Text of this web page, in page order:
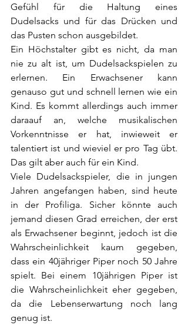
Gefühl für die Haltung eines
Dudelsacks und für das Drücken und
das Pusten schon ausgebildet.
Ein Höchstalter gibt es nicht, da man
nie zu alt ist, um Dudelsackspielen zu
erlernen. Ein Erwachsener kann
genauso gut und schnell lernen wie ein
Kind. Es kommt allerdings auch immer
daraauf an, welche musikalischen
Vorkenntnisse er hat, inwieweit er
talentiert ist und wieviel er pro Tag übt.
Das gilt aber auch für ein Kind.
Viele Dudelsackspieler, die in jungen
Jahren angefangen haben, sind heute
in der Profiliga. Sicher könnte auch
jemand diesen Grad erreichen, der erst
als Erwachsener beginnt, jedoch ist die
Wahrscheinlichkeit kaum gegeben,
dass ein 40jähriger Piper noch 50 Jahre
spielt. Bei einem 10jährigen Piper ist
die Wahrscheinlichkeit eher gegeben,
da die Lebenserwartung noch lang
genug ist.